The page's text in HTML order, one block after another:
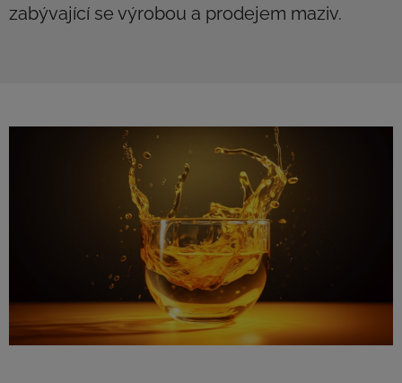
zabývající se výrobou a prodejem maziv.